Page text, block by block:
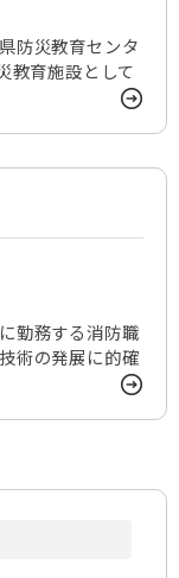
防災教育センタ
教育施設として
勤務する消防職
術の発展に的確